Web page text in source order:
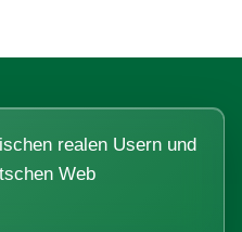
realen Usern und
Web